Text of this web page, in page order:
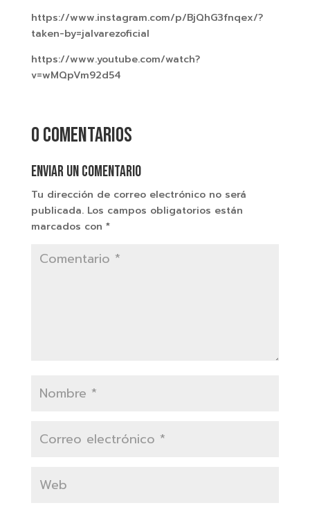
https://www.instagram.com/p/BjQhG3fnqex/?
taken-by=jalvarezoficial
https://www.youtube.com/watch?
v=wMQpVm92d54
0 comentarios
Enviar un comentario
Tu dirección de correo electrónico no será
publicada. Los campos obligatorios están
marcados con *